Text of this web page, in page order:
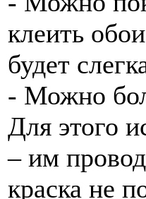
клеить
будет
- Можно
Для этого
– им
краска не